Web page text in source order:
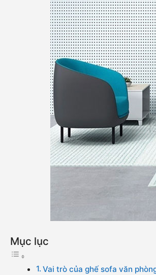
Mục lục
Vai trò của ghế sofa văn